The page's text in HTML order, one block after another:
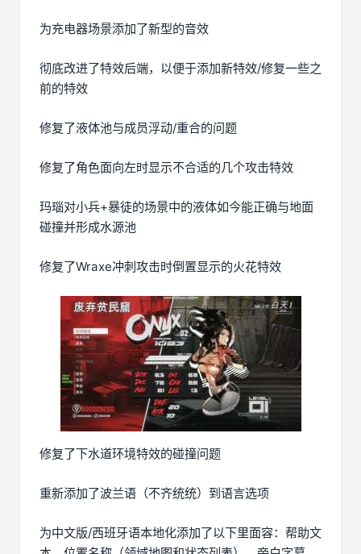
为充电器场景添加了新型的音效
彻底改进了特效后端，以便于添加新特效/修复一些之
前的特效
修复了液体池与成员浮动/重合的问题
修复了角色面向左时显示不合适的几个攻击特效
玛瑙对小兵+暴徒的场景中的液体如今能正确与地面
碰撞并形成水源池
修复了Wraxe冲刺攻击时倒置显示的火花特效
修复了下水道环境特效的碰撞问题
重新添加了波兰语（不齐统统）到语言选项
为中文版/西班牙语本地化添加了以下里面容：帮助文